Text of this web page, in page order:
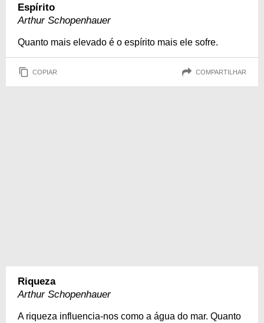
Espírito
Arthur Schopenhauer
Quanto mais elevado é o espírito mais ele sofre.
COPIAR COMPARTILHAR
Riqueza
Arthur Schopenhauer
A riqueza influencia-nos como a água do mar. Quanto